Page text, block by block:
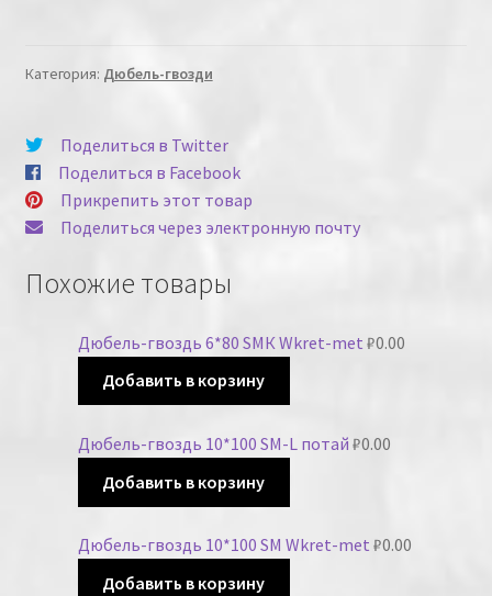
Категория: Дюбель-гвозди
Поделиться в Twitter
Поделиться в Facebook
Прикрепить этот товар
Поделиться через электронную почту
Похожие товары
Дюбель-гвоздь 6*80 SMК Wkret-met ₽0.00
Добавить в корзину
Дюбель-гвоздь 10*100 SM-L потай ₽0.00
Добавить в корзину
Дюбель-гвоздь 10*100 SM Wkret-met ₽0.00
Добавить в корзину